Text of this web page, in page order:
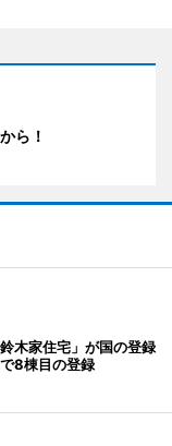
ら！
木家住宅」が国の登録
8棟目の登録